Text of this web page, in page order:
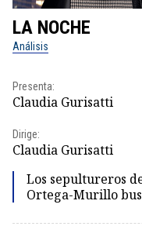
LA NOCHE
Análisis
Presenta:
Claudia Gurisatti
Dirige:
Claudia Gurisatti
Los sepultureros
Ortega-Murillo